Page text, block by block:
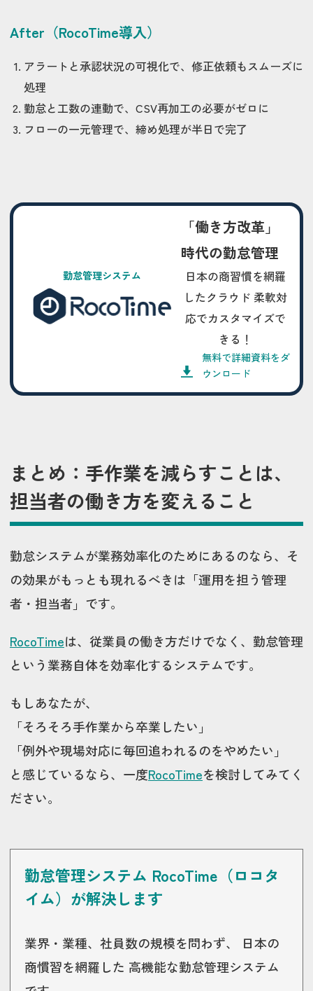
After（RocoTime導入）
アラートと承認状況の可視化で、修正依頼もスムーズに
処理
勤怠と工数の連動で、CSV再加工の必要がゼロに
フローの一元管理で、締め処理が半日で完了
勤怠管理システム
「働き方改革」
時代の勤怠管理
日本の商習慣を網羅
したクラウド 柔軟対
応でカスタマイズで
きる！
無料で詳細資料をダ
ウンロード
まとめ：手作業を減らすことは、
担当者の働き方を変えること
勤怠システムが業務効率化のためにあるのなら、そ
の効果がもっとも現れるべきは「運用を担う管理
者・担当者」です。
RocoTimeは、従業員の働き方だけでなく、勤怠管理
という業務自体を効率化するシステムです。
もしあなたが、
「そろそろ手作業から卒業したい」
「例外や現場対応に毎回追われるのをやめたい」
と感じているなら、一度RocoTimeを検討してみてく
ださい。
勤怠管理システム RocoTime（ロコタ
イム）が解決します
業界・業種、社員数の規模を問わず、 日本の
商慣習を網羅した 高機能な勤怠管理システム